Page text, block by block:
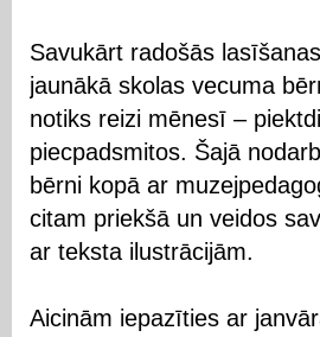
Savukārt radošās
jaunākā skolas vecuma
notiks reizi mēnesī –
piecpadsmitos. Šajā
bērni kopā ar
citam priekšā un veidos
ar teksta ilustrācijām.
Aicinām iepazīties ar